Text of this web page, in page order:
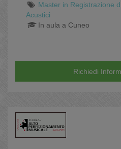
Master in Registrazione
Acustici
In aula a Cuneo
Richiedi